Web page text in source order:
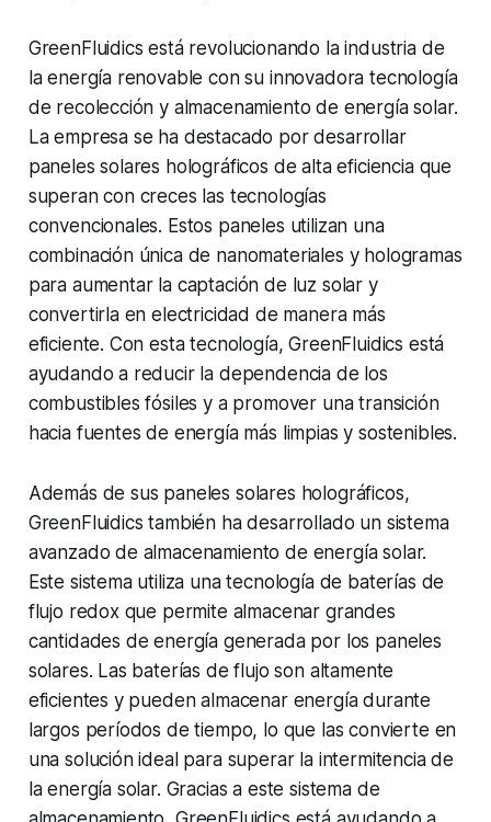
GreenFluidics está revolucionando la industria de
la energía renovable con su innovadora tecnología
de recolección y almacenamiento de energía solar.
La empresa se ha destacado por desarrollar
paneles solares holográficos de alta eficiencia que
superan con creces las tecnologías
convencionales. Estos paneles utilizan una
combinación única de nanomateriales y hologramas
para aumentar la captación de luz solar y
convertirla en electricidad de manera más
eficiente. Con esta tecnología, GreenFluidics está
ayudando a reducir la dependencia de los
combustibles fósiles y a promover una transición
hacia fuentes de energía más limpias y sostenibles.
Además de sus paneles solares holográficos,
GreenFluidics también ha desarrollado un sistema
avanzado de almacenamiento de energía solar.
Este sistema utiliza una tecnología de baterías de
flujo redox que permite almacenar grandes
cantidades de energía generada por los paneles
solares. Las baterías de flujo son altamente
eficientes y pueden almacenar energía durante
largos períodos de tiempo, lo que las convierte en
una solución ideal para superar la intermitencia de
la energía solar. Gracias a este sistema de